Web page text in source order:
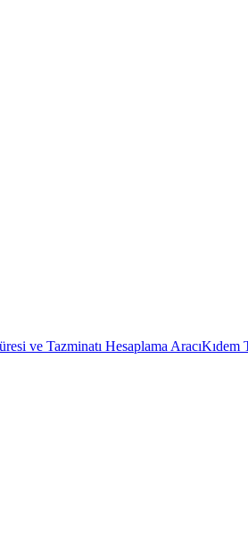
ve Tazminatı Hesaplama AracıKıdem